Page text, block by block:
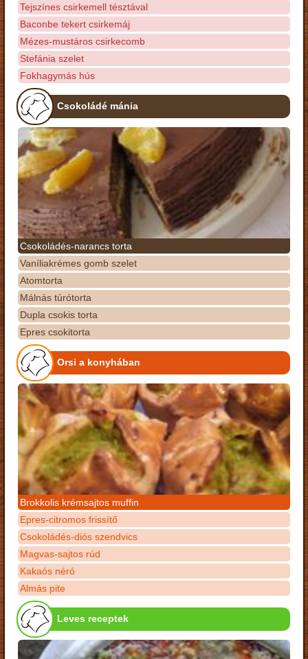
Tejszínes csirkemell tésztával
Baconbe tekert csirkemáj
Mézes-mustáros csirkecomb
Stefánia szelet
Fokhagymás hús
Csokoládé mánia
Csokoládés-narancs torta
Vaníliakrémes gomb szelet
Atomtorta
Málnás túrótorta
Dupla csokis torta
Epres csokitorta
Orsi a konyhában
Brokkolis krémsajtos muffin
Epres-citromos frissítő
Csokoládés-diós szendvics
Magvas-sajtos rúd
Kakaós néró
Almás pite
Leves receptek